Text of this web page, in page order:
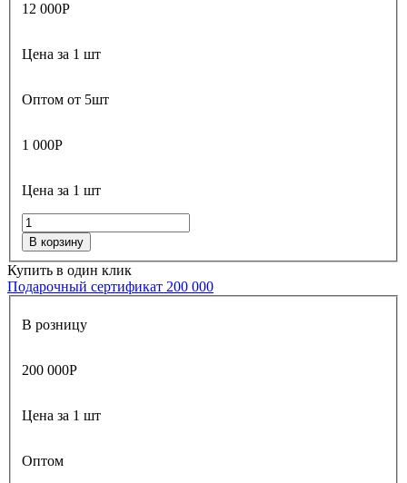
12 000Р
Цена за 1 шт
Оптом от 5шт
1 000Р
Цена за 1 шт
В корзину
Купить в один клик
Подарочный сертификат 200 000
В розницу
200 000Р
Цена за 1 шт
Оптом